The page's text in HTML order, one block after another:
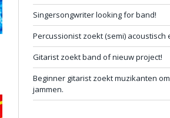
Singersongwriter looking for band!
Percussionist zoekt (semi) acoustisch
Gitarist zoekt band of nieuw project!
Beginner gitarist zoekt muzikanten
jammen.